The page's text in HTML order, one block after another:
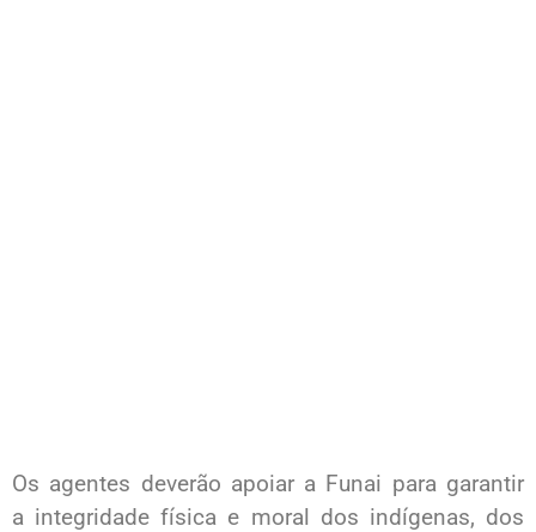
Os agentes deverão apoiar a Funai para garantir
a integridade física e moral dos indígenas, dos